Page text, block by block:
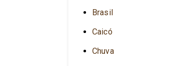
Brasil
Caicó
Chuva